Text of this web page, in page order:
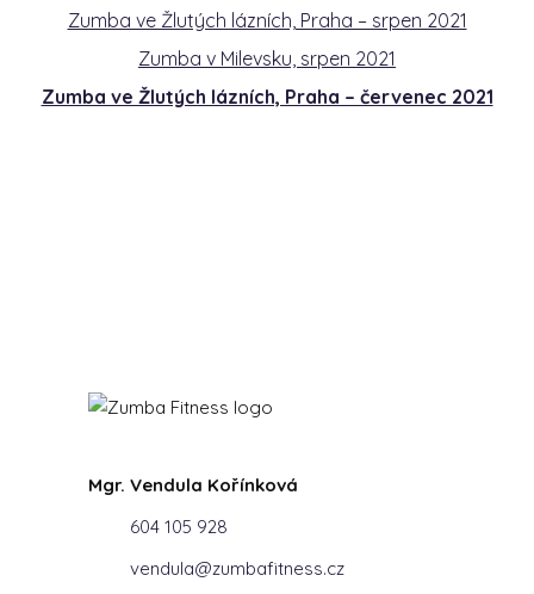
Zumba ve Žlutých lázních, Praha – srpen 2021
Zumba v Milevsku, srpen 2021
Zumba ve Žlutých lázních, Praha – červenec 2021
Mgr. Vendula Kořínková
604 105 928
vendula@zumbafitness.cz